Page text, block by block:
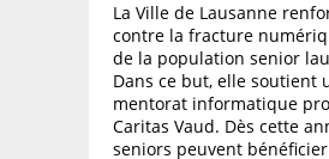
La Ville de Lausanne
contre la fracture
de la population senior
Dans ce but, elle soutient
mentorat informatique
Caritas Vaud. Dès cette
seniors peuvent bénéficier